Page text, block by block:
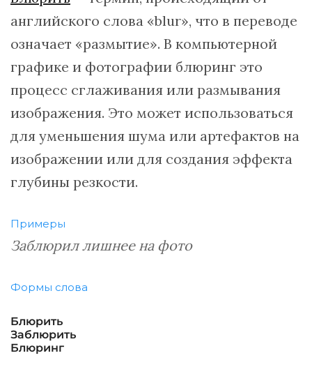
английского слова «blur», что в переводе
означает «размытие». В компьютерной
графике и фотографии блюринг это
процесс сглаживания или размывания
изображения. Это может использоваться
для уменьшения шума или артефактов на
изображении или для создания эффекта
глубины резкости.
Примеры
Заблюрил лишнее на фото
Формы слова
Блюрить
Заблюрить
Блюринг